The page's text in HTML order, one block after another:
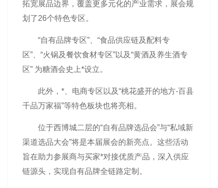
拓宽展品边界，覆盖更多元化的产业需求，展会规
划了26个特色专区。
“自有品牌专区”、“食品供应链及配料专
区”、“火锅及餐饮食材专区”以及“黄酒及养生酒专
区” 为糖酒会史上*设立。
此外，*、电商专区以及“桃花盛开的地方-百县
千品万家福”等特色板块也将亮相。
位于西博城二层的“自有品牌选品会”与“私域新
渠道选品大会”将是本届展会的新亮点。这些活动
旨在助力参展商与买家*对接优质产品，深入供应
链源头，实现自有品牌全链路定制。